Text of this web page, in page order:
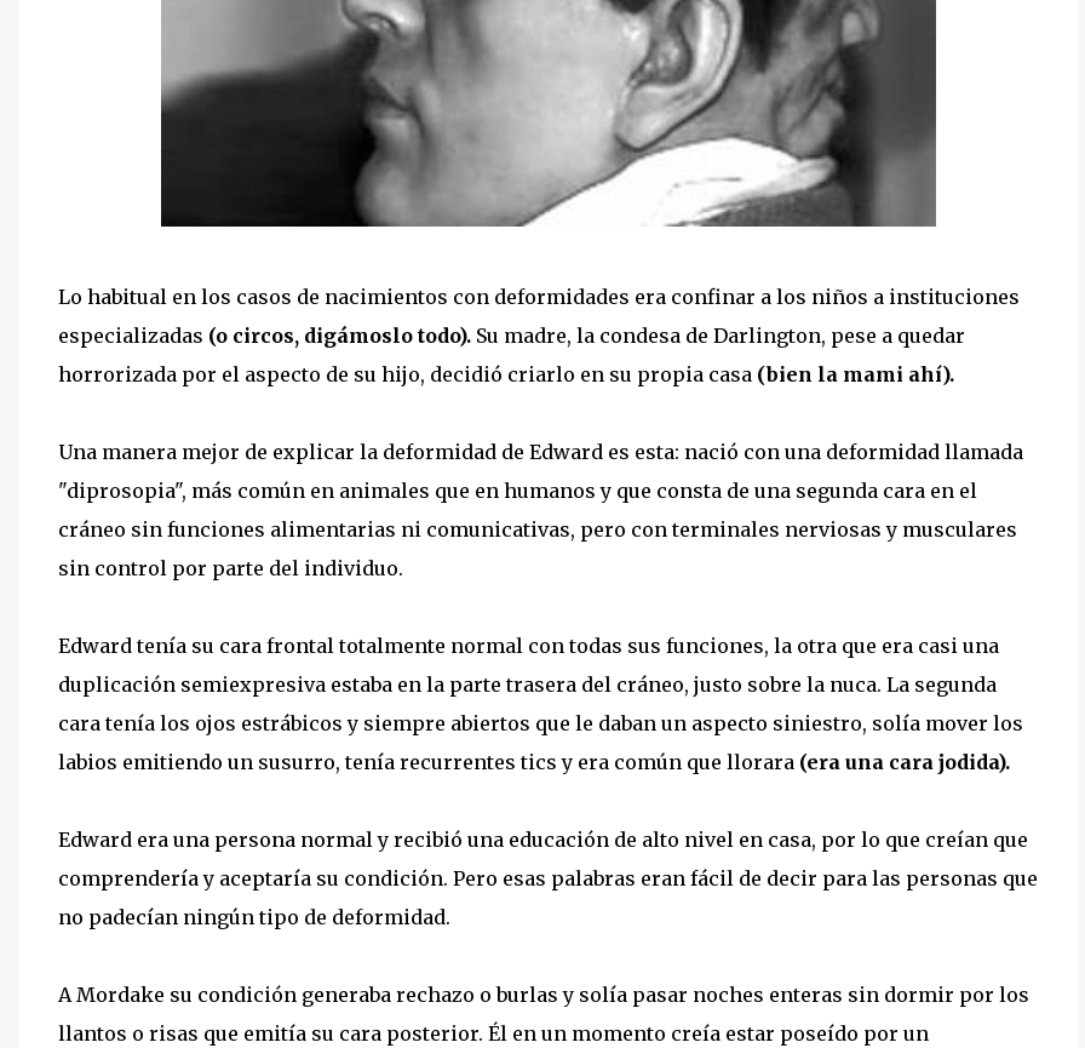
Lo habitual en los casos de nacimientos con deformidades era confinar a los niños a instituciones
especializadas (o circos, digámoslo todo). Su madre, la condesa de Darlington, pese a quedar
horrorizada por el aspecto de su hijo, decidió criarlo en su propia casa (bien la mami ahí).
Una manera mejor de explicar la deformidad de Edward es esta: nació con una deformidad llamada
"diprosopia", más común en animales que en humanos y que consta de una segunda cara en el
cráneo sin funciones alimentarias ni comunicativas, pero con terminales nerviosas y musculares
sin control por parte del individuo.
Edward tenía su cara frontal totalmente normal con todas sus funciones, la otra que era casi una
duplicación semiexpresiva estaba en la parte trasera del cráneo, justo sobre la nuca. La segunda
cara tenía los ojos estrábicos y siempre abiertos que le daban un aspecto siniestro, solía mover los
labios emitiendo un susurro, tenía recurrentes tics y era común que llorara (era una cara jodida).
Edward era una persona normal y recibió una educación de alto nivel en casa, por lo que creían que
comprendería y aceptaría su condición. Pero esas palabras eran fácil de decir para las personas que
no padecían ningún tipo de deformidad.
A Mordake su condición generaba rechazo o burlas y solía pasar noches enteras sin dormir por los
llantos o risas que emitía su cara posterior. Él en un momento creía estar poseído por un